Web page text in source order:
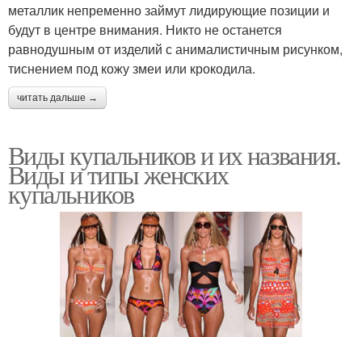
металлик непременно займут лидирующие позиции и
будут в центре внимания. Никто не останется
равнодушным от изделий с анималистичным рисунком,
тиснением под кожу змеи или крокодила.
читать дальше →
Виды купальников и их названия.
Виды и типы женских
купальников